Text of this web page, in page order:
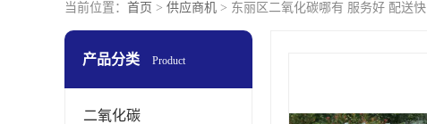
当前位置： 首页 > 供应商机 > 东丽区二氧化碳哪有 服务好 配送快
产品分类 Product
二氧化碳